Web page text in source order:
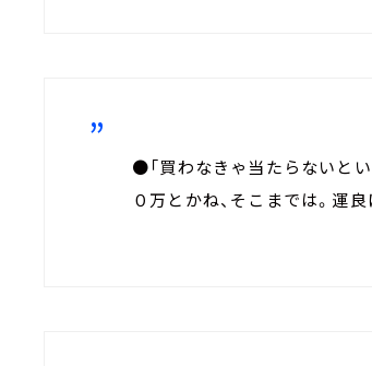
●「買わなきゃ当たらないと
０万とかね、そこまでは。運